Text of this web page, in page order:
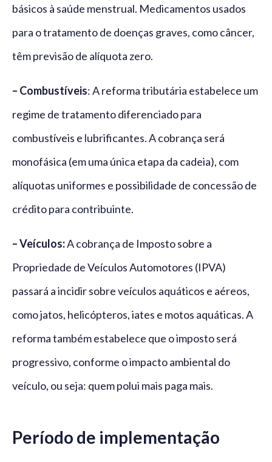
básicos à saúde menstrual. Medicamentos usados
para o tratamento de doenças graves, como câncer,
têm previsão de alíquota zero.
– Combustíveis: A reforma tributária estabelece um
regime de tratamento diferenciado para
combustíveis e lubrificantes. A cobrança será
monofásica (em uma única etapa da cadeia), com
alíquotas uniformes e possibilidade de concessão de
crédito para contribuinte.
– Veículos:A cobrança de Imposto sobre a
Propriedade de Veículos Automotores (IPVA)
passará a incidir sobre veículos aquáticos e aéreos,
como jatos, helicópteros, iates e motos aquáticas. A
reforma também estabelece que o imposto será
progressivo, conforme o impacto ambiental do
veículo, ou seja: quem polui mais paga mais.
Período de implementação